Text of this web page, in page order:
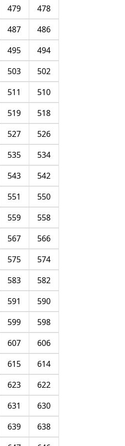
478
479
486
487
494
495
502
503
510
511
518
519
526
527
534
535
542
543
550
551
558
559
566
567
574
575
582
583
590
591
598
599
606
607
614
615
622
623
630
631
638
639